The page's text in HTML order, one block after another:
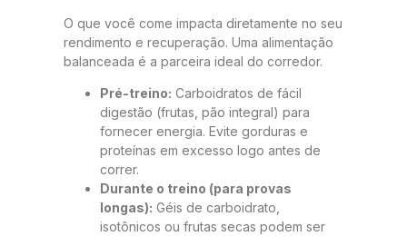
O que você come impacta diretamente no seu
rendimento e recuperação. Uma alimentação
balanceada é a parceira ideal do corredor.
Pré-treino: Carboidratos de fácil
digestão (frutas, pão integral) para
fornecer energia. Evite gorduras e
proteínas em excesso logo antes de
correr.
Durante o treino (para provas
longas): Géis de carboidrato,
isotônicos ou frutas secas podem ser